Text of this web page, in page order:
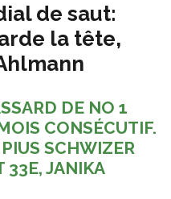
de saut:
la tête,
DE NO 1
CONSÉCUTIF.
SCHWIZER
33E, JANIKA